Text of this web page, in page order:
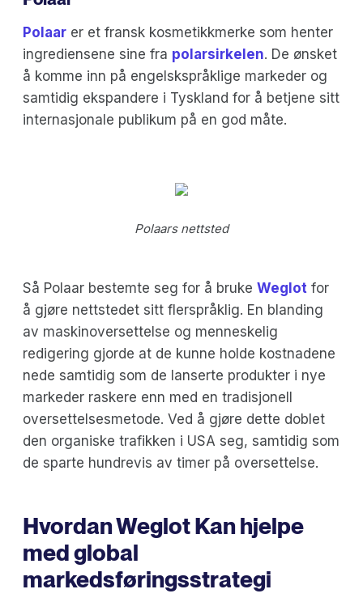
Polaar er et fransk kosmetikkmerke som henter
ingrediensene sine fra polarsirkelen. De ønsket
å komme inn på engelskspråklige markeder og
samtidig ekspandere i Tyskland for å betjene sitt
internasjonale publikum på en god måte.
Polaars nettsted
Så Polaar bestemte seg for å bruke Weglot for
å gjøre nettstedet sitt flerspråklig. En blanding
av maskinoversettelse og menneskelig
redigering gjorde at de kunne holde kostnadene
nede samtidig som de lanserte produkter i nye
markeder raskere enn med en tradisjonell
oversettelsesmetode. Ved å gjøre dette doblet
den organiske trafikken i USA seg, samtidig som
de sparte hundrevis av timer på oversettelse.
Hvordan Weglot Kan hjelpe
med global
markedsføringsstrategi